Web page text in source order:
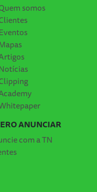
somos
ANUNCIAR
com a TN